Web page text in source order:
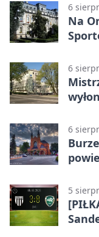
6
Na
6
6
5